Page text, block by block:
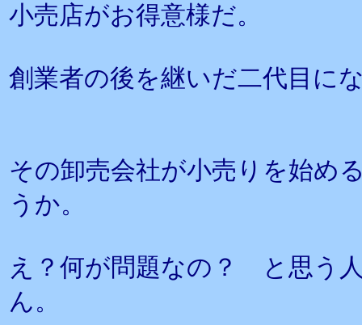
小売店がお得意様だ。
創業者の後を継いだ二代目に
その卸売会社が小売りを始め
うか。
え？何が問題なの？ と思う
ん。